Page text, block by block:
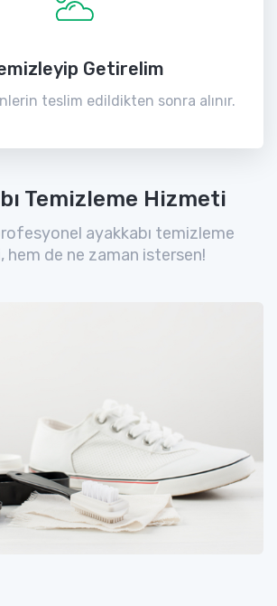
Getirelim
teslim edildikten sonra alınır.
Temizleme Hizmeti
ayakkabı temizleme
hem de ne zaman istersen!